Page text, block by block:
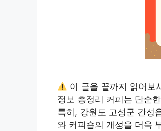
이 글을 끝까지 읽어보
정보 총정리 커피는 단순
특히, 강원도 고성군 간성
와 커피숍의 개성을 더욱